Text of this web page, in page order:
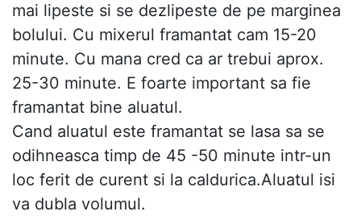
mai lipeste si se dezlipeste de pe marginea
bolului. Cu mixerul framantat cam 15-20
minute. Cu mana cred ca ar trebui aprox.
25-30 minute. E foarte important sa fie
framantat bine aluatul.
Cand aluatul este framantat se lasa sa se
odihneasca timp de 45 -50 minute intr-un
loc ferit de curent si la caldurica.Aluatul isi
va dubla volumul.